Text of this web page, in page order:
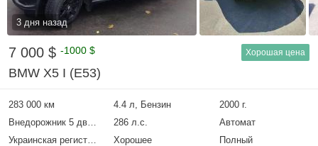
3 дня назад
7 000 $ -1000 $ Хорошая цена
BMW X5 I (E53)
283 000 км 4.4 л, Бензин
2000 г.
Внедорожник 5 дверей
286 л.с.
Автомат
Украинская регистрация
Хорошее Полный